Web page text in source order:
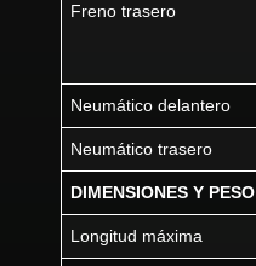
Freno trasero
Neumático delantero
Neumático trasero
DIMENSIONES Y PESO
Longitud máxima